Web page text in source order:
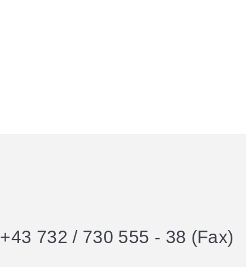
+43 732 / 730 555 - 38 (Fax)